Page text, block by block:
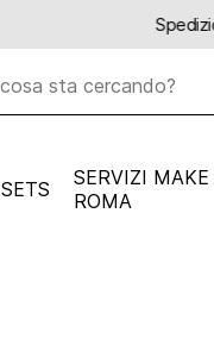
Spedizione gratuita per
SETS
SERVIZI
ROMA